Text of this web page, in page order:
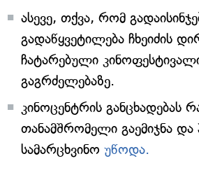
ასევე, თქვა, რომ
გადაწყვეტილება ჩხეიძის
ჩატარებული
გაგრძელებაზე.
კინოცენტრის განცხადებას
თანამშრომელი გაემიჯნა და
სამარცხვინო უწოდა.